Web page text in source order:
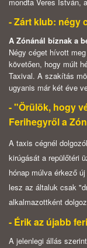
- Zárt klub: négy
A Zónánál bíznak a
Négy céget hívott
követően, hogy múlt
Taxival. A szakítás
ugyanis már két éve
- "Örülök, hogy
Ferihegyről a
A taxis cégnél
kirúgását a repülőtéri
hónap múlva érkező
lesz az általuk csak
alkalmazottként
- Érik az újabb
A jelenlegi állás